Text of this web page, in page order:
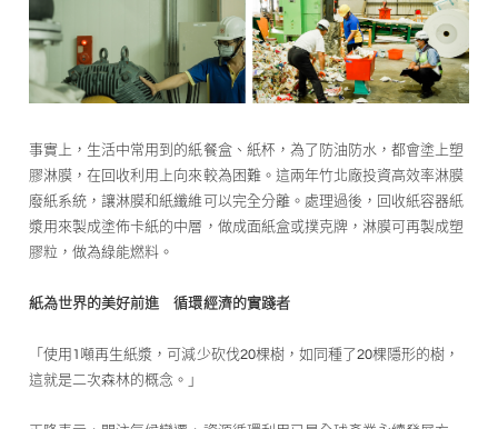
事實上，生活中常用到的紙餐盒、紙杯，為了防油防水，都會塗上塑
膠淋膜，在回收利用上向來較為困難。這兩年竹北廠投資高效率淋膜
廢紙系統，讓淋膜和紙纖維可以完全分離。處理過後，回收紙容器紙
漿用來製成塗佈卡紙的中層，做成面紙盒或撲克牌，淋膜可再製成塑
膠粒，做為綠能燃料。
紙為世界的美好前進 循環經濟的實踐者
「使用1噸再生紙漿，可減少砍伐20棵樹，如同種了20棵隱形的樹，
這就是二次森林的概念。｣